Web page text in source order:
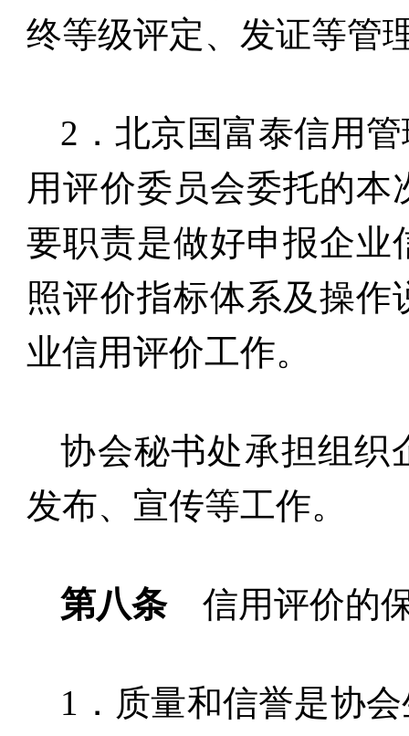
终等级评定、发证等管
2 ．北京国富泰信用
用评价委员会委托的
要职责是做好申报企业
照评价指标体系及操
业信用评价工作。
协会秘书处承担组织
发布、宣传等工作。
第八条信用评价的
1
．质量和信誉是协